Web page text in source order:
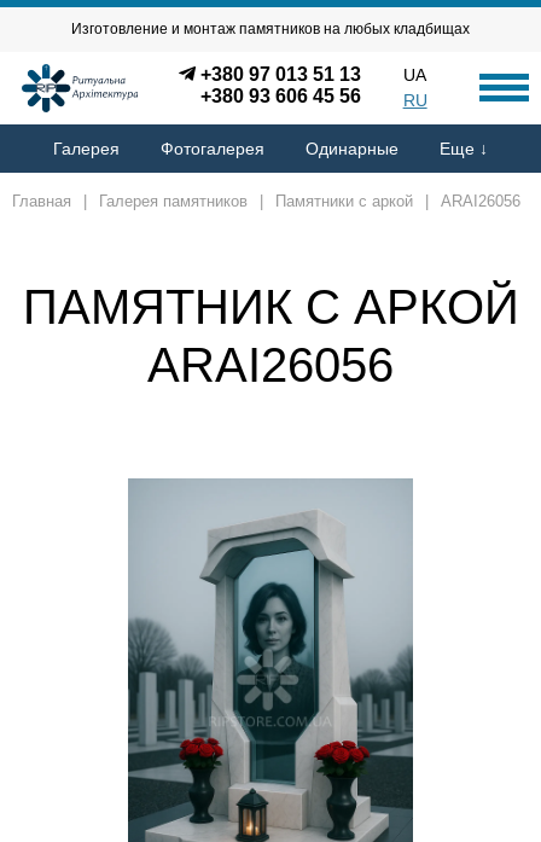
Изготовление и монтаж памятников на любых кладбищах
+380 97 013 51 13
+380 93 606 45 56
UA
RU
Галерея Фотогалерея Одинарные Еще ↓
Главная Галерея памятников Памятники с аркой ARAI26056
ПАМЯТНИК С АРКОЙ
ARAI26056